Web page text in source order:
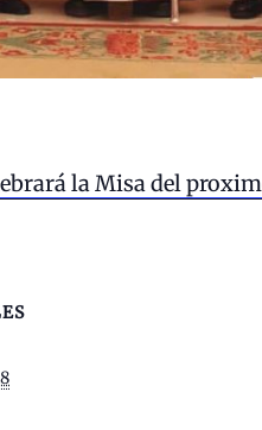
la Misa del